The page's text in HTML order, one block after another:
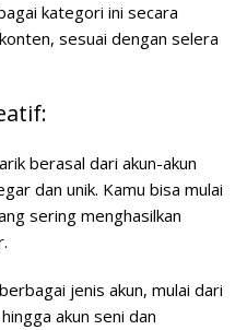
kategori ini secara
sesuai dengan selera
berasal dari akun-akun
dan unik. Kamu bisa mulai
sering menghasilkan
jenis akun, mulai dari
akun seni dan